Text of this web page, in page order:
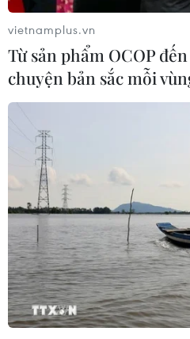
TIN CÙNG CHUYÊN
Mỹ điều tiêm kích áp tải
bay dân sự gần sân golf
thống Trump
10/08/2026 04:22
vietnamplus.vn
Từ sản phẩm OCOP
chuyện bản sắc mỗi